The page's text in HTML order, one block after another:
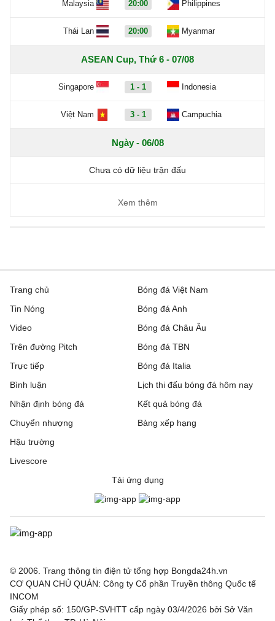
Malaysia 20:00 Philippines
Thái Lan 20:00 Myanmar
ASEAN Cup, Thứ 6 - 07/08
Singapore 1 - 1 Indonesia
Việt Nam 3 - 1 Campuchia
Ngày - 06/08
Chưa có dữ liệu trận đấu
Xem thêm
Trang chủ
Tin Nóng
Video
Trên đường Pitch
Trực tiếp
Bóng đá Việt Nam
Bóng đá Anh
Bóng đá Châu Âu
Bóng đá TBN
Bóng đá Italia
Bình luận
Nhận định bóng đá
Chuyển nhượng
Hậu trường
Livescore
Lịch thi đấu bóng đá hôm nay
Kết quả bóng đá
Bảng xếp hạng
Tải ứng dụng
© 2006. Trang thông tin điện tử tổng hợp Bongda24h.vn
CƠ QUAN CHỦ QUẢN: Công ty Cổ phần Truyền thông Quốc tế
INCOM
Giấy phép số: 150/GP-SVHTT cấp ngày 03/4/2026 bởi Sở Văn